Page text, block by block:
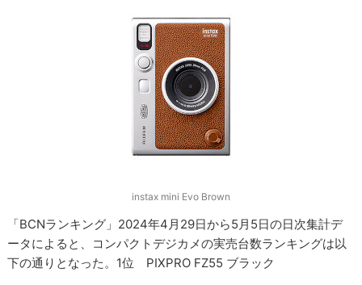
instax mini Evo Brown
「BCNランキング」2024年4月29日から5月5日の日次集計デ
ータによると、コンパクトデジカメの実売台数ランキングは以
下の通りとなった。1位 PIXPRO FZ55 ブラック